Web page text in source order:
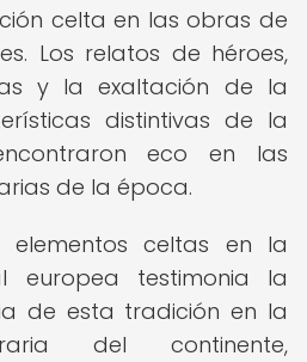
celta en las obras de
Los relatos de héroes,
y la exaltación de la
distintivas de la
eco en las
de la época.
elementos celtas en la
europea testimonia la
de esta tradición en la
del continente,